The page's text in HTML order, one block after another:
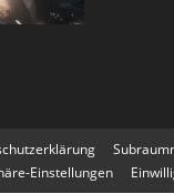
Einstellungen